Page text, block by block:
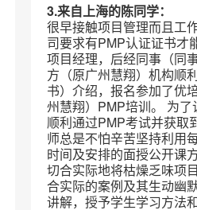
3.来自上海的陈同学：
很早接触项目管理而且工
司要求有PMP认证证书才
项目经理，后经同事（同
方（原广州慧翔）机构顺
书）介绍，报名参加了优
州慧翔）PMP培训。 为
顺利通过PMP考试并获取
师总是不怕辛苦坚持利用
时间及安排的面授公开课
切合实际地将枯燥乏味项
合实际的案例及其生动幽
讲解，授予学生学习方法